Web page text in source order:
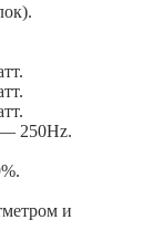
— 250Hz.
и